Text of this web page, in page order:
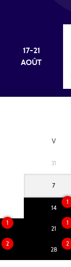
17-21
AOÛT
V
31
7
14
1
1
21
1
2
28
2